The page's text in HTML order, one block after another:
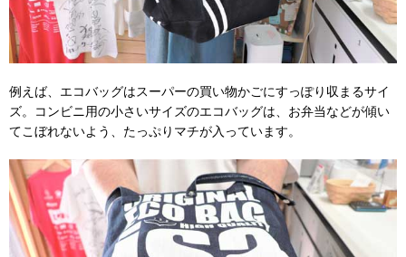
例えば、エコバッグはスーパーの買い物かごにすっぽり収まるサイ
ズ。コンビニ用の小さいサイズのエコバッグは、お弁当などが傾い
てこぼれないよう、たっぷりマチが入っています。